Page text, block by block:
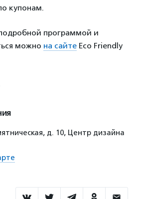
купонам.
программой и
можно на сайте Eco Friendly
д. 10, Центр дизайна